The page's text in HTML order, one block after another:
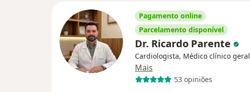
Pagamento online
Parcelamento disponível
Dr. Ricardo Parente
Cardiologista, Médico clínico geral
Mais
53 opiniões